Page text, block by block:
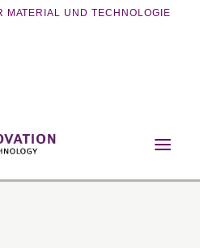
MATERIAL UND TECHNOLOGIE
Nachhaltigkeit